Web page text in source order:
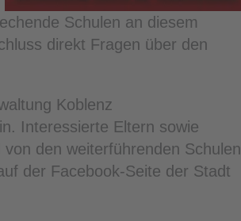
Schulen an diesem
direkt Fragen über den
Koblenz
Interessierte Eltern sowie
den weiterführenden Schulen
der Facebook-Seite der Stadt